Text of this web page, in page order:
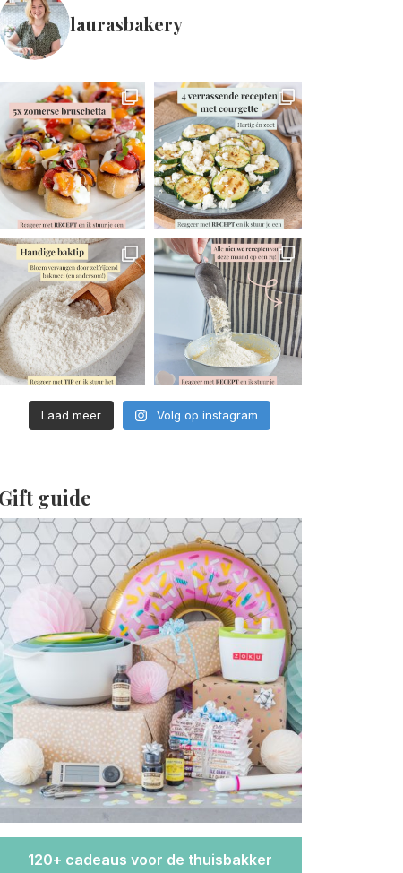
laurasbakery
Laad meer Volg op instagram
Gift guide
120+ cadeaus voor de thuisbakker